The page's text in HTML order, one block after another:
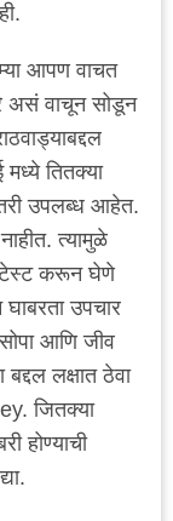
आपण वाचत
असं वाचून सोडून
तितक्या
उपलब्ध आहेत.
त्यामुळे
टेस्ट करून घेणे
उपचार
आणि जीव
बद्दल लक्षात ठेवा
जितक्या
होण्याची